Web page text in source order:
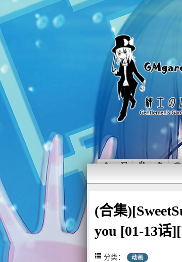
(合集
you [01-13话
分类： 动画